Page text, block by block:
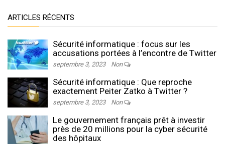
ARTICLES RÉCENTS
Sécurité informatique : focus sur les
accusations portées à l’encontre de Twitter
septembre 3, 2023 Non
Sécurité informatique : Que reproche
exactement Peiter Zatko à Twitter ?
septembre 3, 2023 Non
Le gouvernement français prêt à investir
près de 20 millions pour la cyber sécurité
des hôpitaux